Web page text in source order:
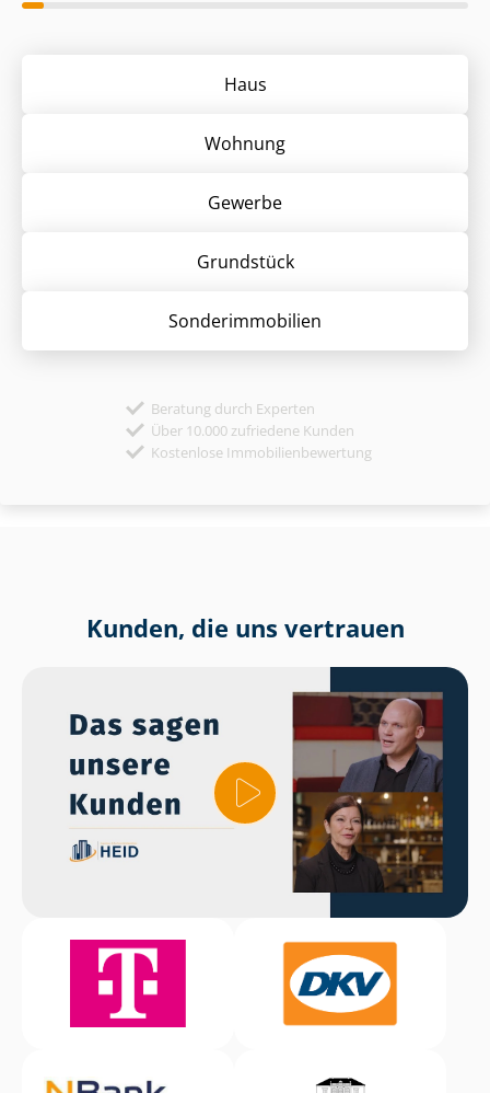
Haus
Wohnung
Gewerbe
Grund­stück
Sonder­immobilien
Beratung durch Experten
Über 10.000 zufriedene Kunden
Kostenlose Immobilienbewertung
Kunden, die uns vertrauen